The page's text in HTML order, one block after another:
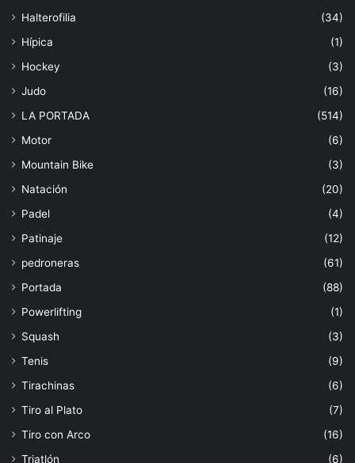
Halterofilia
(34)
Hípica
(1)
Hockey
(3)
Judo
(16)
LA PORTADA
(514)
Motor
(6)
Mountain Bike
(3)
Natación
(20)
Padel
(4)
Patinaje
(12)
pedroneras
(61)
Portada
(88)
Powerlifting
(1)
Squash
(3)
Tenis
(9)
Tirachinas
(6)
Tiro al Plato
(7)
Tiro con Arco
(16)
Triatlón
(6)